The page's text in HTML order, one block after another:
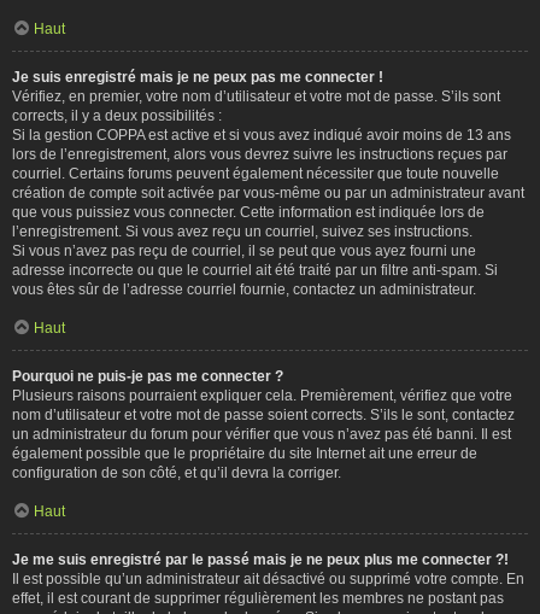
Haut
Je suis enregistré mais je ne peux pas me connecter !
Vérifiez, en premier, votre nom d’utilisateur et votre mot de passe. S’ils sont
corrects, il y a deux possibilités :
Si la gestion COPPA est active et si vous avez indiqué avoir moins de 13 ans
lors de l’enregistrement, alors vous devrez suivre les instructions reçues par
courriel. Certains forums peuvent également nécessiter que toute nouvelle
création de compte soit activée par vous-même ou par un administrateur avant
que vous puissiez vous connecter. Cette information est indiquée lors de
l’enregistrement. Si vous avez reçu un courriel, suivez ses instructions.
Si vous n’avez pas reçu de courriel, il se peut que vous ayez fourni une
adresse incorrecte ou que le courriel ait été traité par un filtre anti-spam. Si
vous êtes sûr de l’adresse courriel fournie, contactez un administrateur.
Haut
Pourquoi ne puis-je pas me connecter ?
Plusieurs raisons pourraient expliquer cela. Premièrement, vérifiez que votre
nom d’utilisateur et votre mot de passe soient corrects. S’ils le sont, contactez
un administrateur du forum pour vérifier que vous n’avez pas été banni. Il est
également possible que le propriétaire du site Internet ait une erreur de
configuration de son côté, et qu’il devra la corriger.
Haut
Je me suis enregistré par le passé mais je ne peux plus me connecter ?!
Il est possible qu’un administrateur ait désactivé ou supprimé votre compte. En
effet, il est courant de supprimer régulièrement les membres ne postant pas